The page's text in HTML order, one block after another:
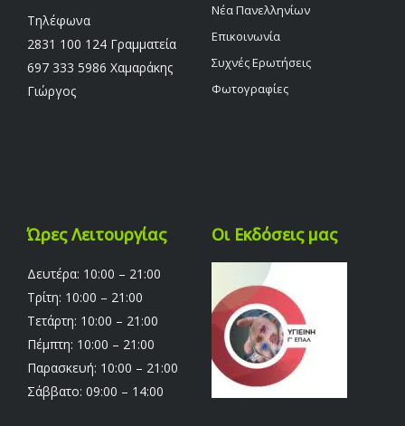
Τηλέφωνα
2831 100 124 Γραμματεία
697 333 5986 Χαμαράκης
Γιώργος
Νέα Πανελληνίων
Επικοινωνία
Συχνές Ερωτήσεις
Φωτογραφίες
Ώρες Λειτουργίας
Δευτέρα: 10:00 – 21:00
Τρίτη: 10:00 – 21:00
Τετάρτη: 10:00 – 21:00
Πέμπτη: 10:00 – 21:00
Παρασκευή: 10:00 – 21:00
Σάββατο: 09:00 – 14:00
Οι Εκδόσεις μας